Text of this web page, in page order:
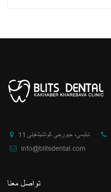
تبليسي، جيورجي كوتشيشفيلي 11
info@blitsdental.com
تواصل معنا